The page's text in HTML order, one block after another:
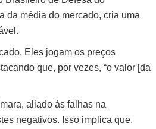
da média do mercado, cria uma
Eles jogam os preços
que, por vezes, “o valor [da
aliado às falhas na
negativos. Isso implica que,